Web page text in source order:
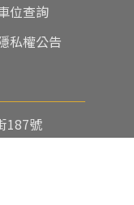
位查詢
私權公告
187號